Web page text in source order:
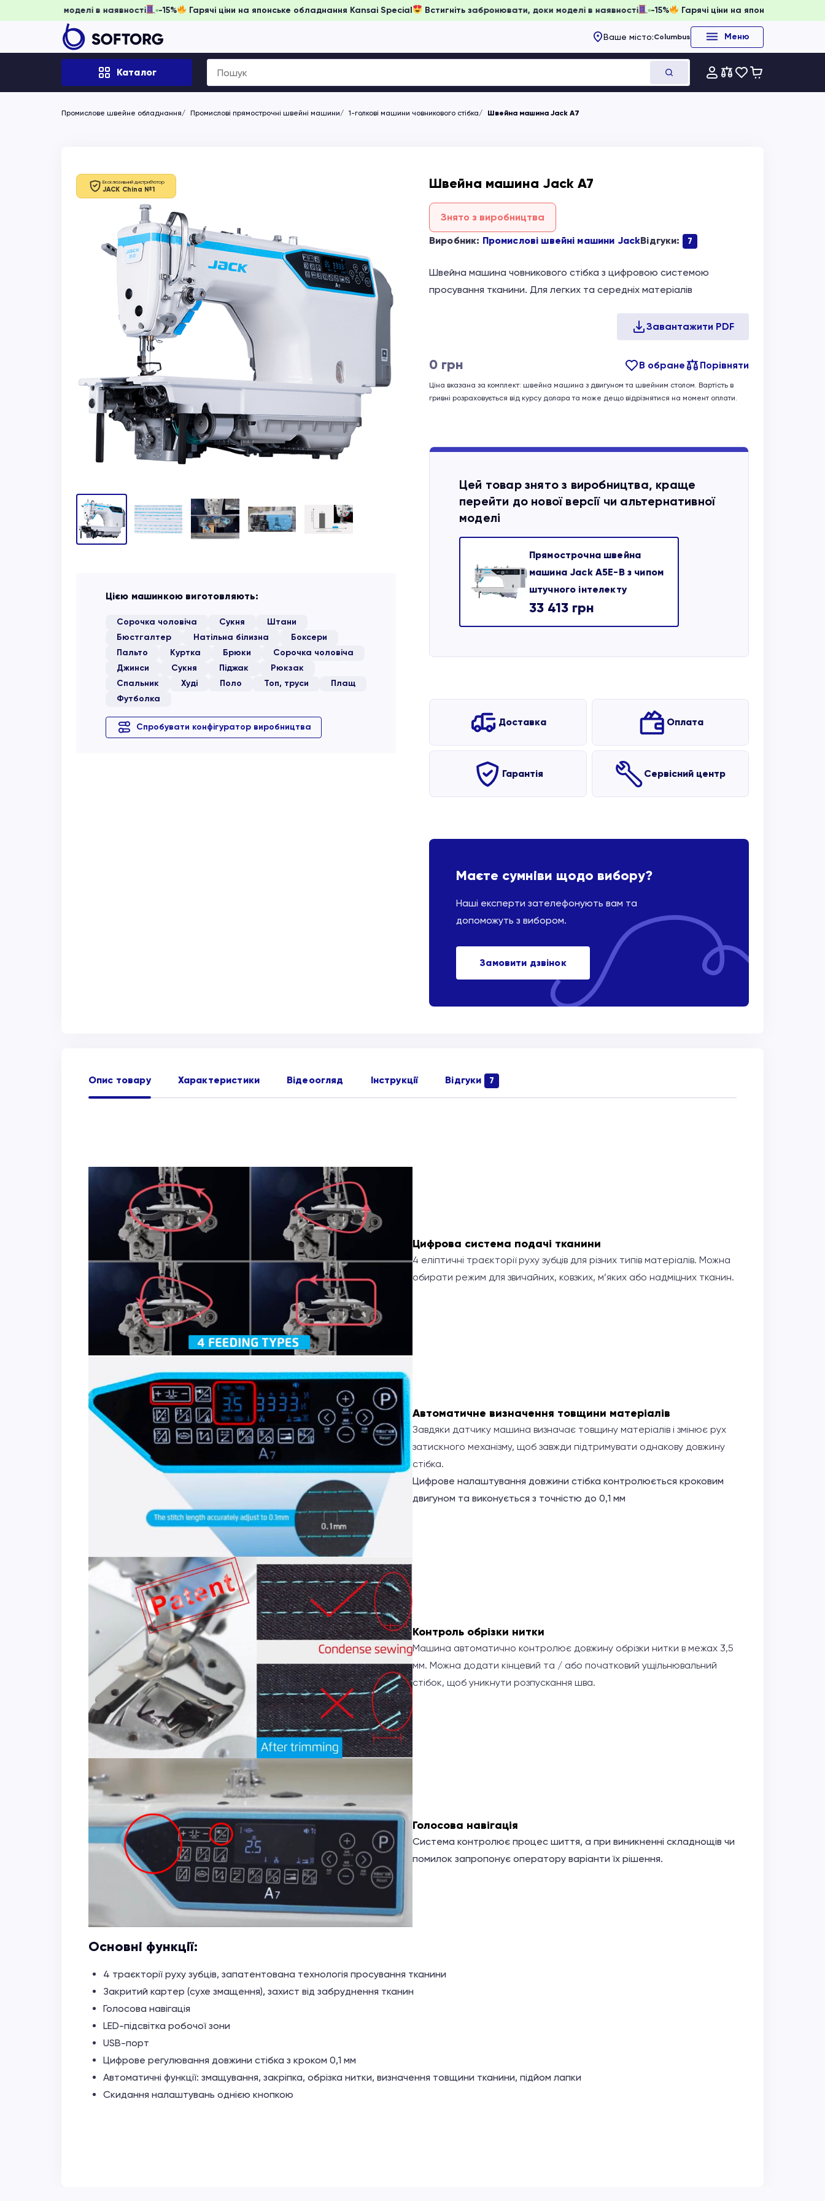
забронювати, доки моделі в наявності -15% Гарячі ціни на японське обладнання Kansai Special Встигніть забронювати, доки моделі в наявності -15% Гарячі ціни на
Ваше місто:Columbus Меню
Каталог
Search
for:
Промислове швейне обладнання Промислові прямострочні швейні машини 1-голкові машини човникового стібка Швейна машина Jack A7
Ексклюзивний дистриб'ютор
JACK China №1
Цією машинкою виготовляють:
Сорочка чоловіча Сукня
Штани
Бюстгалтер
Натільна білизна
Боксери
Пальто
Куртка Брюки
Сорочка чоловіча
Джинси
Сукня Піджак
Рюкзак
Спальник
Худі Поло Топ, труси
Плащ
Футболка
Спробувати конфігуратор виробництва
Швейна машина Jack A7
Знято з виробництва
Виробник: Промислові швейні машини JackВідгуки: 7
Швейна машина човникового стібка з цифровою системою
просування тканини. Для легких та середніх матеріалів
0 грн В обране Порівняти
Ціна вказана за комплект: швейна машина з двигуном та швейним столом. Вартість в
гривні розраховується від курсу долара та може дещо відрізнятися на момент оплати.
Цей товар знято з виробництва, краще
перейти до нової версії чи альтернативної
моделі
Прямострочна швейна
машина Jack A5E-B з чипом
штучного інтелекту
33 413 грн
Доставка Оплата
Гарантія Сервісний центр
Маєте сумніви щодо вибору?
Наші експерти зателефонують вам та
допоможуть з вибором.
Замовити дзвінок
Опис товару Характеристики Відеоогляд Інструкції Відгуки 7
Цифрова система подачі тканини
4 еліптичні траєкторії руху зубців для різних типів матеріалів. Можна
обирати режим для звичайних, ковзких, м’яких або надміцних тканин.
Автоматичне визначення товщини матеріалів
Завдяки датчику машина визначає товщину матеріалів і змінює рух
затискного механізму, щоб завжди підтримувати однакову довжину
стібка.
Цифрове налаштування довжини стібка контролюється кроковим
двигуном та виконується з точністю до 0,1 мм
Контроль обрізки нитки
Машина автоматично контролює довжину обрізки нитки в межах 3,5
мм. Можна додати кінцевий та / або початковий ущільнювальний
стібок, щоб уникнути розпускання шва.
Голосова навігація
Система контролює процес шиття, а при виникненні складнощів чи
помилок запропонує оператору варіанти їх рішення.
Основні функції:
4 траєкторії руху зубців, запатентована технологія просування тканини
Закритий картер (сухе змащення), захист від забруднення тканин
Голосова навігація
LED-підсвітка робочої зони
USB-порт
Цифрове регулювання довжини стібка з кроком 0,1 мм
Автоматичні функції: змащування, закріпка, обрізка нитки, визначення товщини тканини, підйом лапки
Скидання налаштувань однією кнопкою